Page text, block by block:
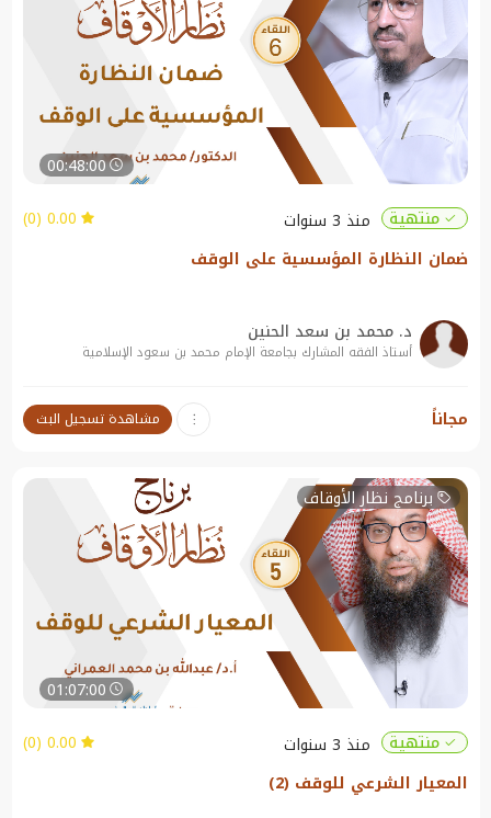
00:48:00
منتهية
منذ 3 سنوات
0.00 (0)
ضمان النظارة المؤسسية على الوقف
د. محمد بن سعد الحنين
أستاذ الفقه المشارك بجامعة الإمام محمد بن سعود الإسلامية
نبذة عن الندوة:
ضمان النظارة المؤسسية على الوقف
مجاناً مشاهدة تسجيل البث
برنامج نظار الأوقاف
01:07:00
منتهية
منذ 3 سنوات
0.00 (0)
المعيار الشرعي للوقف (2)